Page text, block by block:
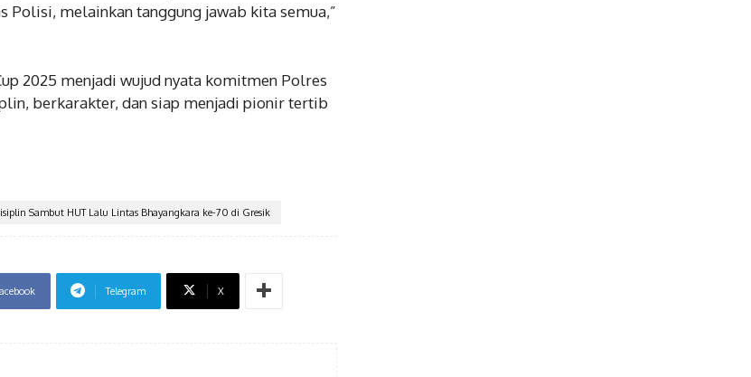
Polisi, melainkan tanggung jawab kita semua,”
2025 menjadi wujud nyata komitmen Polres
berkarakter, dan siap menjadi pionir tertib
Sambut HUT Lalu Lintas Bhayangkara ke-70 di Gresik
Telegram X